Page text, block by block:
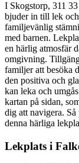
I Skogstorp, 311
bjuder in till lek
familjevänlig
med barnen.
en härlig atmosfär
omgivning.
familjer att besöka
den positiva och
kan leka och
kartan på sidan,
dig att navigera.
denna härliga
Lekplats i